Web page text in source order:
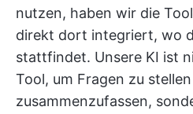
nutzen, haben wir die
direkt dort integriert, wo
stattfindet. Unsere KI ist
Tool, um Fragen zu
zusammenzufassen,